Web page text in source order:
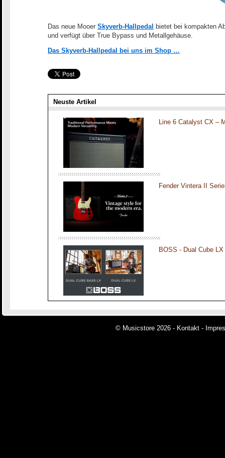
Das neue Mooer Skyverb-Hallpedal bietet bei kompakten
und verfügt über True Bypass und Metallgehäuse.
Das Skyverb-Hallpedal bei uns im Shop …
Neuste Artikel
Line 6 Catalyst CX –
Fender Vintera II
BOSS - Dual Cube
© Musicstore 2026 - Kontakt -